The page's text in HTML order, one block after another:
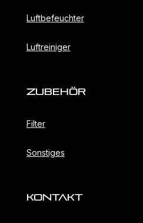
Luftbefeuchter
Luftreiniger
ZubehöR
Filter
Sonstiges
KONTAKT